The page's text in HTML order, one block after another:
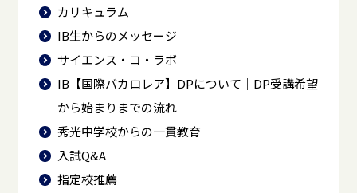
カリキュラム
IB生からのメッセージ
サイエンス・コ・ラボ
IB【国際バカロレア】DPについて｜DP受講希望
から始まりまでの流れ
秀光中学校からの一貫教育
入試Q&A
指定校推薦